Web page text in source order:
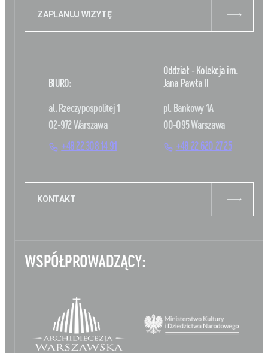
ZAPLANUJ WIZYTĘ
BIURO:
al. Rzeczypospolitej 1
02-972 Warszawa
+48 22 308 14 91
Oddział - Kolekcja im.
Jana Pawła II
pl. Bankowy 1A
00-095 Warszawa
+48 22 620 27 25
KONTAKT
WSPÓŁPROWADZĄCY: